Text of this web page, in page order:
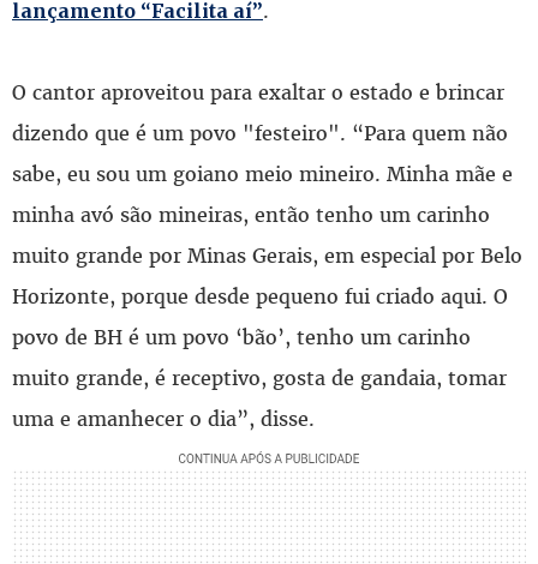
lançamento “Facilita aí”.
O cantor aproveitou para exaltar o estado e brincar
dizendo que é um povo "festeiro". “Para quem não
sabe, eu sou um goiano meio mineiro. Minha mãe e
minha avó são mineiras, então tenho um carinho
muito grande por Minas Gerais, em especial por Belo
Horizonte, porque desde pequeno fui criado aqui. O
povo de BH é um povo ‘bão’, tenho um carinho
muito grande, é receptivo, gosta de gandaia, tomar
uma e amanhecer o dia”, disse.